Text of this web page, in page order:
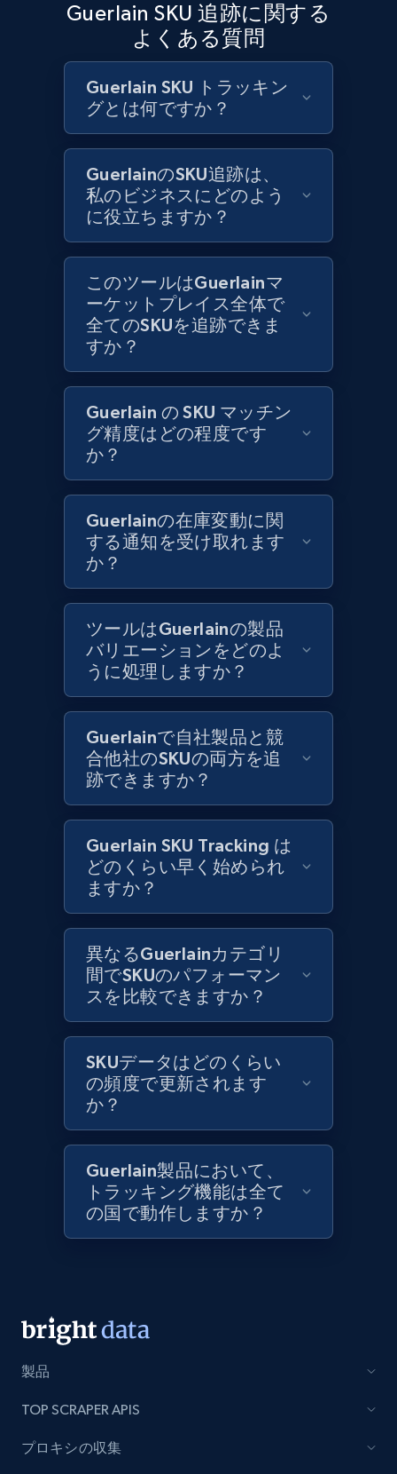
UPC
URL, Product id, Title, Product description,
Rating, Reviews count, Initial price, Discount,
and more.
1.3K+ 175+ 今すぐ始める
Zara - Products
Category id, Product id, Product name, Price,
Currency, Colour code, Colour, Description, and
1.2K+ 208+ 今すぐ始める
Zara - Products - discovery by category url
Category id, Product id, Product name, Price,
Currency, Colour code, Colour, Description, and
more.
1.2K+ 208+ 今すぐ始める
Best Buy products
URL, Product id, Title, Images, Final price,
Currency, Discount, Initial price, and more.
1.1K+ 149+ 今すぐ始める
Best Buy products - Collect data on
products using specified keywords
URL, Product id, Title, Images, Final price,
Currency, Discount, Initial price, and more.
Lazada - Products
URL, Title, Rating, Reviews, Initial price, Final
price, Currency, Stock, and more.
991+
Lazada - Products - Discover products by
keyword
URL, Title, Rating, Reviews, Initial price, Final
category URL or brand URL
URL, Title, Rating, Reviews, Initial price, Final
Guerlain SKU 追跡に関する
よくある質問
Guerlain SKU トラッキン
グとは何ですか？
GuerlainのSKU追跡は、
私のビジネスにどのよう
に役立ちますか？
このツールはGuerlainマ
ーケットプレイス全体で
全てのSKUを追跡できま
すか？
Guerlain の SKU マッチン
グ精度はどの程度です
か？
Guerlainの在庫変動に関
する通知を受け取れます
か？
ツールはGuerlainの製品
バリエーションをどのよ
うに処理しますか？
Guerlainで自社製品と競
合他社のSKUの両方を追
跡できますか？
Guerlain SKU Tracking は
どのくらい早く始められ
ますか？
異なるGuerlainカテゴリ
間でSKUのパフォーマン
スを比較できますか？
SKUデータはどのくらい
の頻度で更新されます
か？
Guerlain製品において、
トラッキング機能は全て
の国で動作しますか？
製品
TOP SCRAPER APIS
プロキシの収集